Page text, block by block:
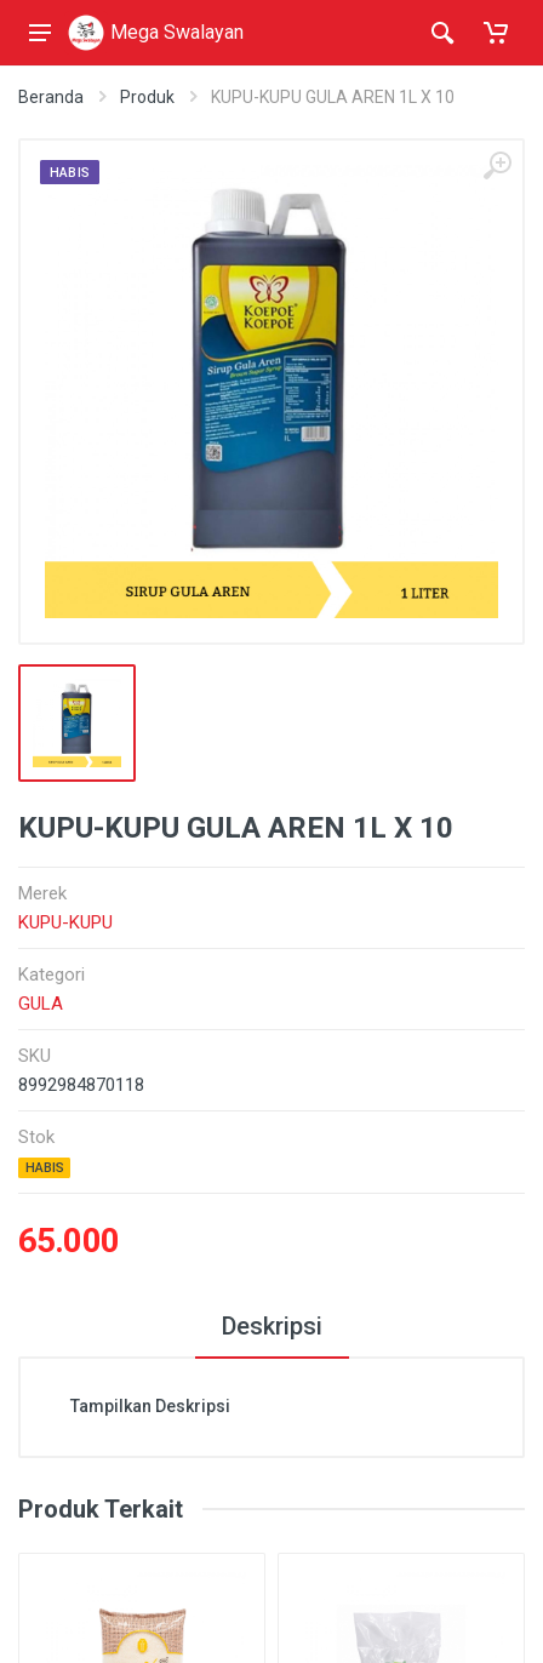
Mega Swalayan
Beranda Produk KUPU-KUPU GULA AREN 1L X 10
HABIS
KUPU-KUPU GULA AREN 1L X 10
Merek
KUPU-KUPU
Kategori
GULA
SKU
8992984870118
Stok
HABIS
65.000
Deskripsi
Tampilkan Deskripsi
Produk Terkait